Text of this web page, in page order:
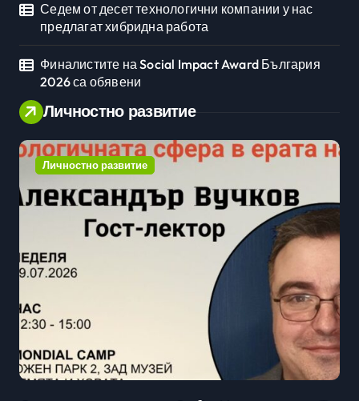
Седем от десет технологични компании у нас
предлагат хибридна работа
Финалистите на Social Impact Award България
2026 са обявени
Личностно развитие
Личностно развитие